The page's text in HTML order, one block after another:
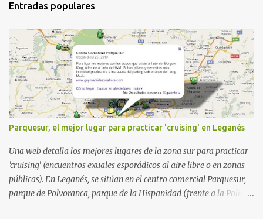
Entradas populares
Parquesur, el mejor lugar para practicar 'cruising' en Leganés
Una web detalla los mejores lugares de la zona sur para practicar
'cruising' (encuentros exuales esporádicos al aire libre o en zonas
públicas). En Leganés, se sitúan en el centro comercial Parquesur,
parque de Polvoranca, parque de la Hispanidad (frente a la Policía